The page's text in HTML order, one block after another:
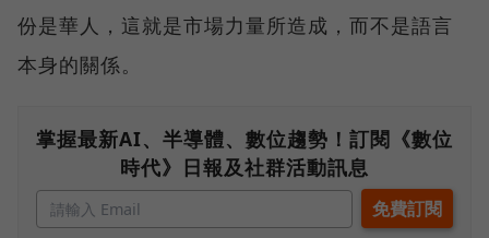
份是華人，這就是市場力量所造成，而不是語言
本身的關係。
掌握最新AI、半導體、數位趨勢！訂閱《數位
時代》日報及社群活動訊息